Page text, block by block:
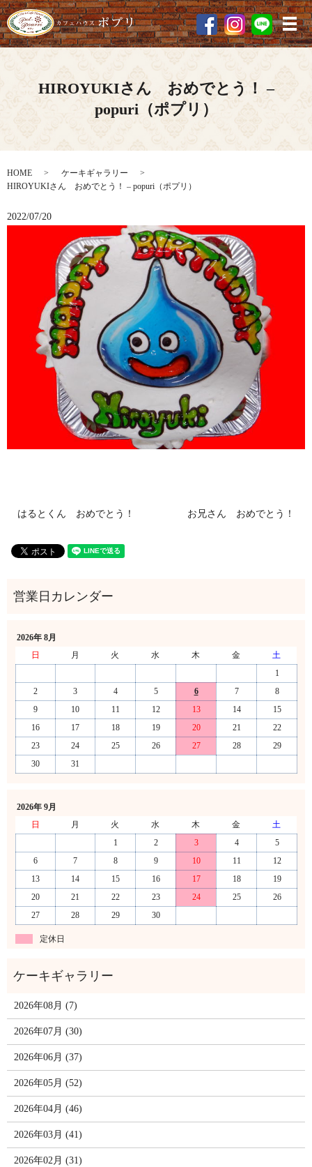
メ
HIROYUKIさん おめでとう！ –
popuri（ポプリ）
HOME
ケーキギャラリー
HIROYUKIさん おめでとう！ – popuri（ポプリ）
2022/07/20
はるとくん おめでとう！ お兄さん おめでとう！
2026年 8月
日
月 火 水 木 金
土
1
2
3 4 5 6 7
8
9
10 11 12 13 14
15
16
17 18 19 20 21
22
23
24 25 26 27 28
29
30
31
2026年 9月
日
月 火 水 木 金
土
1
2 3 4
5
6
7 8 9 10 11
12
13
14 15 16 17 18
19
20
21 22 23 24 25
26
27
28 29 30
定休日
2026年08月 (7)
2026年07月 (30)
2026年06月 (37)
2026年05月 (52)
2026年04月 (46)
2026年03月 (41)
2026年02月 (31)